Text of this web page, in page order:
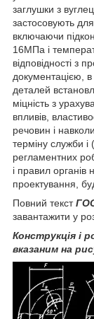
заглушки з
застосовують
включаючи
16МПа і
відповідності з
документацією, в
деталей
міцність з
впливів,
речовин і
терміну служби і
регламентних
і правил органів
проектування,
Повний текст
завантажити у
Конструкція і
вказаним на